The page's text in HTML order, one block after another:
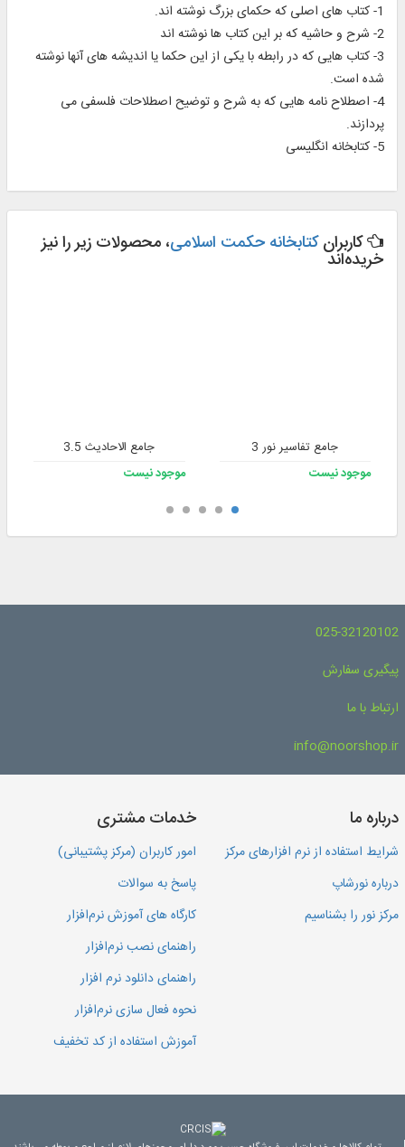
1- كتاب هاى اصلى كه حكماى بزرگ نوشته اند.
2- شرح و حاشيه كه بر اين كتاب ها نوشته اند
3- كتاب هايى كه در رابطه با يكى از اين حكما يا انديشه هاى آنها نوشته
شده است.
4- اصطلاح نامه هايى كه به شرح و توضيح اصطلاحات فلسفى مى
پردازند.
5- كتابخانه انگليسى‏
کاربرانکتابخانه حکمت اسلامی، محصولات زیر را نیز
خریده‌اند
جامع تفاسیر نور 3
موجود نیست
جامع الاحادیث 3.5
موجود نیست
025-32120102
پیگیری سفارش
ارتباط با ما
info@noorshop.ir
درباره ما
شرایط استفاده از نرم افزارهای مرکز
درباره نورشاپ
مرکز نور را بشناسیم
خدمات مشتری
امور کاربران (مرکز پشتیبانی)
پاسخ به سوالات
کارگاه های آموزش نرم‌افزار
راهنمای نصب نرم‌افزار
راهنمای دانلود نرم افزار
نحوه فعال سازی نرم‌افزار
آموزش استفاده از کد تخفیف